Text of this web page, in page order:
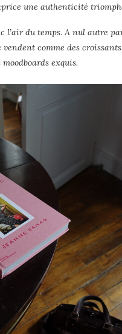
une authenticité
du temps. A nul autre
comme des
exquis.